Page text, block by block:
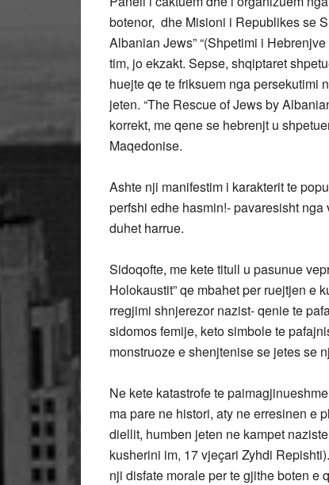
botenor, dhe Misioni i Republikes se
Albanian Jews” “(Shpetimi i
tim, jo ekzakt. Sepse, shqiptaret
huejte qe te friksuem nga persekutimi
jeten. “The Rescue of Jews by
korrekt, me qene se hebrenjt u
Maqedonise.
Ashte nji manifestim i karakterit te
perfshi edhe hasmin!- pavaresisht
duhet harrue.
Sidoqofte, me kete titull u pasunue
Holokaustit” qe mbahet per ruejtjen e
rregjimi shnjerezor nazist- qenie te
sidomos femije, keto simbole te
monstruoze e shenjtenise se jetes se
Ne kete katastrofe te
ma pare ne histori, aty ne erresinen e
diellit, humben jeten ne kampet
kusherini im, 17 vjeçari Zyhdi
nji disfate morale per te gjithe boten e